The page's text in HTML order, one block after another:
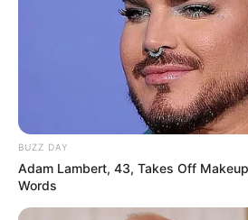
mengisnpirasi ataupun mengingatkan
menjaga keindahan alam.
GEMALA HANAFIAH PRESENTER
BUZZ DAY
Adam Lambert, 43, Takes Off
Words